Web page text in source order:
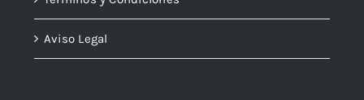
Aviso Legal